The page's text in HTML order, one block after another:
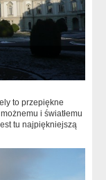
to przepiękne
i światłemu
tu najpiękniejszą